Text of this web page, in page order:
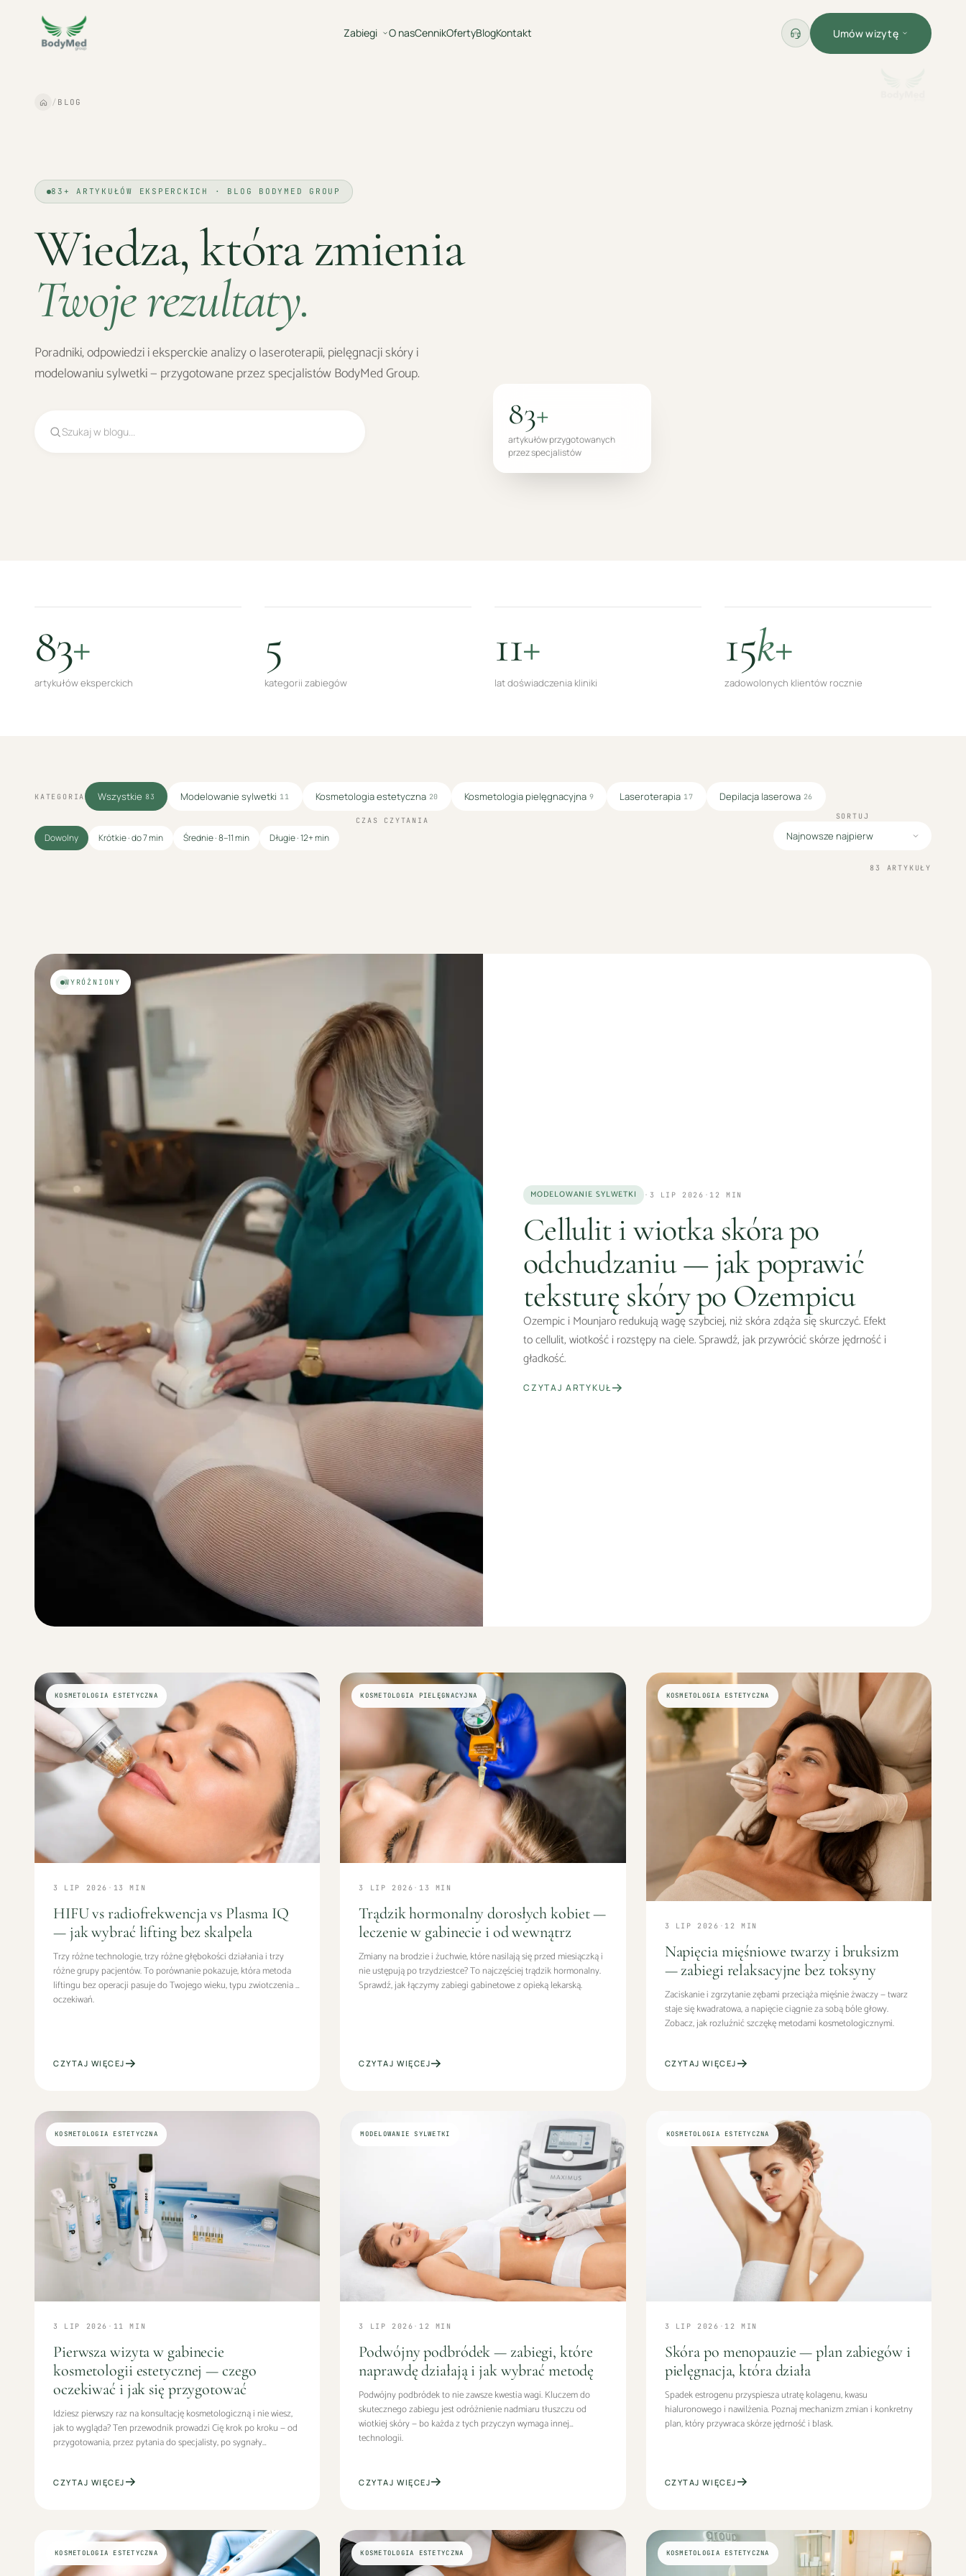
Zabiegi O nasCennikOfertyBlogKontakt Umów wizytę
/ BLOG
83+ ARTYKUŁÓW EKSPERCKICH · BLOG BODYMED GROUP
Wiedza, która zmienia
Twoje rezultaty.
Poradniki, odpowiedzi i eksperckie analizy o laseroterapii, pielęgnacji skóry i
modelowaniu sylwetki — przygotowane przez specjalistów BodyMed Group.
83+
artykułów przygotowanych
przez specjalistów
83+
artykułów eksperckich
5
kategorii zabiegów
11+
lat doświadczenia kliniki
15k+
zadowolonych klientów rocznie
KATEGORIA Wszystkie 83 Modelowanie sylwetki 11 Kosmetologia estetyczna 20 Kosmetologia pielęgnacyjna 9 Laseroterapia 17 Depilacja laserowa 26
CZAS CZYTANIA
Dowolny Krótkie · do 7 min Średnie · 8–11 min Długie · 12+ min
SORTUJ
83 ARTYKUŁY
WYRÓŻNIONY
MODELOWANIE SYLWETKI · 3 LIP 2026 · 12 MIN
Cellulit i wiotka skóra po
odchudzaniu — jak poprawić
teksturę skóry po Ozempicu
Ozempic i Mounjaro redukują wagę szybciej, niż skóra zdąża się skurczyć. Efekt
to cellulit, wiotkość i rozstępy na ciele. Sprawdź, jak przywrócić skórze jędrność i
gładkość.
CZYTAJ ARTYKUŁ
KOSMETOLOGIA ESTETYCZNA
3 LIP 2026 · 13 MIN
HIFU vs radiofrekwencja vs Plasma IQ
— jak wybrać lifting bez skalpela
Trzy różne technologie, trzy różne głębokości działania i trzy
różne grupy pacjentów. To porównanie pokazuje, która metoda
liftingu bez operacji pasuje do Twojego wieku, typu zwiotczenia i
oczekiwań.
CZYTAJ WIĘCEJ
KOSMETOLOGIA PIELĘGNACYJNA
3 LIP 2026 · 13 MIN
Trądzik hormonalny dorosłych kobiet —
leczenie w gabinecie i od wewnątrz
Zmiany na brodzie i żuchwie, które nasilają się przed miesiączką i
nie ustępują po trzydziestce? To najczęściej trądzik hormonalny.
Sprawdź, jak łączymy zabiegi gabinetowe z opieką lekarską.
CZYTAJ WIĘCEJ
KOSMETOLOGIA ESTETYCZNA
3 LIP 2026 · 12 MIN
Napięcia mięśniowe twarzy i bruksizm
— zabiegi relaksacyjne bez toksyny
Zaciskanie i zgrzytanie zębami przeciąża mięśnie żwaczy — twarz
staje się kwadratowa, a napięcie ciągnie za sobą bóle głowy.
Zobacz, jak rozluźnić szczękę metodami kosmetologicznymi.
CZYTAJ WIĘCEJ
KOSMETOLOGIA ESTETYCZNA
3 LIP 2026 · 11 MIN
Pierwsza wizyta w gabinecie
kosmetologii estetycznej — czego
oczekiwać i jak się przygotować
Idziesz pierwszy raz na konsultację kosmetologiczną i nie wiesz,
jak to wygląda? Ten przewodnik prowadzi Cię krok po kroku — od
przygotowania, przez pytania do specjalisty, po sygnały
CZYTAJ WIĘCEJ
MODELOWANIE SYLWETKI
3 LIP 2026 · 12 MIN
Podwójny podbródek — zabiegi, które
naprawdę działają i jak wybrać metodę
Podwójny podbródek to nie zawsze kwestia wagi. Kluczem do
skutecznego zabiegu jest odróżnienie nadmiaru tłuszczu od
wiotkiej skóry — bo każda z tych przyczyn wymaga innej
technologii.
CZYTAJ WIĘCEJ
KOSMETOLOGIA ESTETYCZNA
3 LIP 2026 · 12 MIN
Skóra po menopauzie — plan zabiegów i
pielęgnacja, która działa
Spadek estrogenu przyspiesza utratę kolagenu, kwasu
hialuronowego i nawilżenia. Poznaj mechanizm zmian i konkretny
plan, który przywraca skórze jędrność i blask.
CZYTAJ WIĘCEJ
KOSMETOLOGIA ESTETYCZNA KOSMETOLOGIA ESTETYCZNA KOSMETOLOGIA ESTETYCZNA